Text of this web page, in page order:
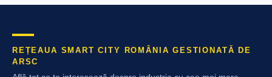
REȚEAUA SMART CITY ROMÂNIA GESTIONATĂ DE
ARSC